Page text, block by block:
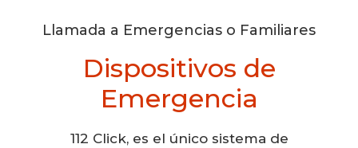
Llamada a Emergencias o Familiares
Dispositivos de
Emergencia
112 Click, es el único sistema de